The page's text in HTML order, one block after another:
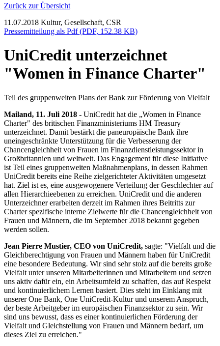
Zurück zur Übersicht
11.07.2018 Kultur, Gesellschaft, CSR
Pressemitteilung als Pdf (PDF, 152.38 KB)
UniCredit unterzeichnet
"Women in Finance Charter"
Teil des gruppenweiten Plans der Bank zur Förderung von Vielfalt
Mailand, 11. Juli 2018 - UniCredit hat die „Women in Finance
Charter" des britischen Finanzministeriums HM Treasury
unterzeichnet. Damit bestärkt die paneuropäische Bank ihre
uneingeschränkte Unterstützung für die Verbesserung der
Chancengleichheit von Frauen im Finanzdienstleistungssektor in
Großbritannien und weltweit. Das Engagement für diese Initiative
ist Teil eines gruppenweiten Maßnahmenplans, in dessen Rahmen
UniCredit bereits eine Reihe zielgerichteter Aktivitäten umgesetzt
hat. Ziel ist es, eine ausgewogenere Verteilung der Geschlechter auf
allen Hierarchieebenen zu erreichen. UniCredit und die anderen
Unterzeichner erarbeiten derzeit im Rahmen ihres Beitritts zur
Charter spezifische interne Zielwerte für die Chancengleichheit von
Frauen und Männern, die im September 2018 bekannt gegeben
werden sollen.
Jean Pierre Mustier, CEO von UniCredit, sagte: "Vielfalt und die
Gleichberechtigung von Frauen und Männern haben für UniCredit
eine besondere Bedeutung. Wir sind sehr stolz auf die bereits große
Vielfalt unter unseren Mitarbeiterinnen und Mitarbeitern und setzen
uns aktiv dafür ein, ein Arbeitsumfeld zu schaffen, das auf Respekt
und kontinuierlichem Lernen basiert. Dies steht im Einklang mit
unserer One Bank, One UniCredit-Kultur und unserem Anspruch,
der beste Arbeitgeber im europäischen Finanzsektor zu sein. Wir
sind uns bewusst, dass es einer kontinuierlichen Förderung der
Vielfalt und Gleichstellung von Frauen und Männern bedarf, um
dieses Ziel zu erreichen."